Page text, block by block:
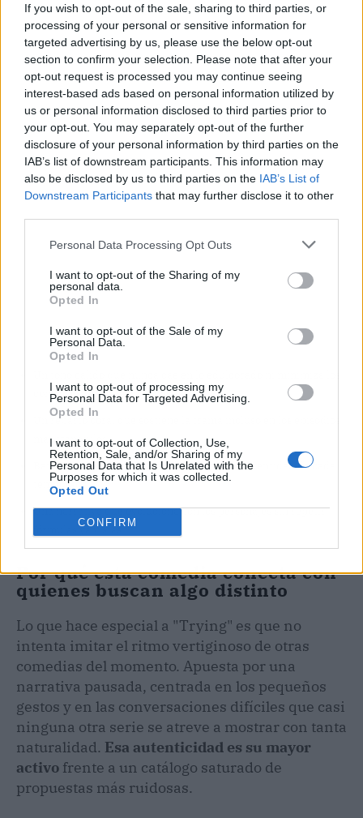
If you wish to opt-out of the sale, sharing to third parties, or
processing of your personal or sensitive information for
targeted advertising by us, please use the below opt-out
section to confirm your selection. Please note that after your
opt-out request is processed you may continue seeing
interest-based ads based on personal information utilized by
us or personal information disclosed to third parties prior to
your opt-out. You may separately opt-out of the further
disclosure of your personal information by third parties on the
IAB’s list of downstream participants. This information may
also be disclosed by us to third parties on the IAB’s List of
Downstream Participants that may further disclose it to other
Personal Data Processing Opt Outs
I want to opt-out of the Sharing of my
personal data.
Opted In
I want to opt-out of the Sale of my
Personal Data.
Opted In
I want to opt-out of processing my
Personal Data for Targeted Advertising.
Opted In
I want to opt-out of Collection, Use,
Retention, Sale, and/or Sharing of my
Personal Data that Is Unrelated with the
Purposes for which it was collected.
Opted Out
CONFIRM
Publicidad
conflictos reales de la adopción
Un reparto coral que sostiene la trama incluso en los episodios
más tranquilos
Bandas sonoras originales que refuerzan la identidad de cada
temporada
Una narrativa que evoluciona con los personajes sin repetir
fórmulas ya vistas
Por qué esta comedia conecta con
quienes buscan algo distinto
Lo que hace especial a "Trying" es que no
intenta imitar el ritmo vertiginoso de otras
comedias del momento. Apuesta por una
narrativa pausada, centrada en los pequeños
gestos y en las conversaciones difíciles que casi
ninguna otra serie se atreve a mostrar con tanta
naturalidad. Esa autenticidad es su mayor
activo frente a un catálogo saturado de
propuestas más ruidosas.